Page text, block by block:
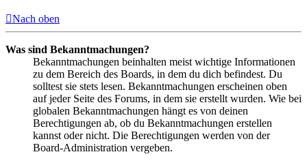
Nach oben
Was sind Bekanntmachungen?
Bekanntmachungen beinhalten meist wichtige Informationen
zu dem Bereich des Boards, in dem du dich befindest. Du
solltest sie stets lesen. Bekanntmachungen erscheinen oben
auf jeder Seite des Forums, in dem sie erstellt wurden. Wie bei
globalen Bekanntmachungen hängt es von deinen
Berechtigungen ab, ob du Bekanntmachungen erstellen
kannst oder nicht. Die Berechtigungen werden von der
Board-Administration vergeben.